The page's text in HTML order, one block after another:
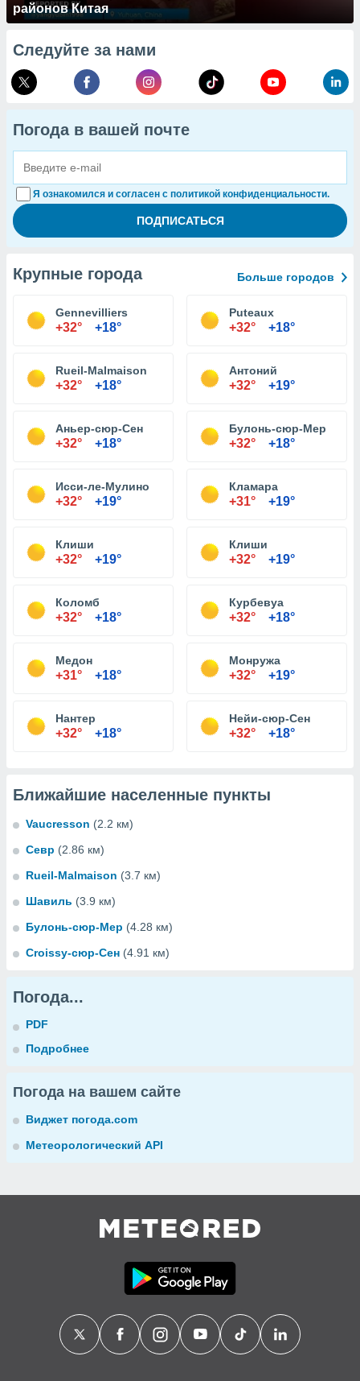
районов Китая
Следуйте за нами
Погода в вашей почте
Я ознакомился и согласен с политикой конфиденциальности.
Крупные города Больше городов
Gennevilliers
+32° +18°
Puteaux
+32° +18°
Rueil-Malmaison
+32° +18°
Антоний
+32° +19°
Аньер-сюр-Сен
+32° +18°
Булонь-сюр-Мер
+32° +18°
Исси-ле-Мулино
+32° +19°
Кламара
+31° +19°
Клиши
+32° +19°
Клиши
+32° +19°
Коломб
+32° +18°
Курбевуа
+32° +18°
Медон
+31° +18°
Монружа
+32° +19°
Нантер
+32° +18°
Нейи-сюр-Сен
+32° +18°
Ближайшие населенные пункты
Vaucresson (2.2 км)
Севр (2.86 км)
Rueil-Malmaison (3.7 км)
Шавиль (3.9 км)
Булонь-сюр-Мер (4.28 км)
Croissy-сюр-Сен (4.91 км)
Погода...
PDF
Подробнее
Погода на вашем сайте
Виджет погода.com
Метеорологический API